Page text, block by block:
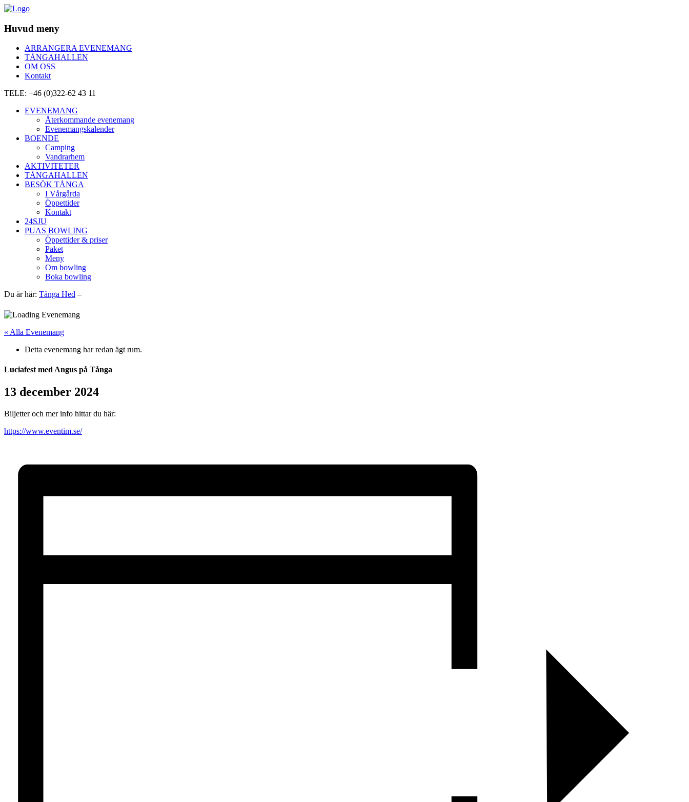
Huvud meny
ARRANGERA EVENEMANG
TÅNGAHALLEN
OM OSS
Kontakt
TELE: +46 (0)322-62 43 11
EVENEMANG
Återkommande evenemang
Evenemangskalender
BOENDE
Camping
Vandrarhem
AKTIVITETER
TÅNGAHALLEN
BESÖK TÅNGA
I Vårgårda
Öppettider
Kontakt
24SJU
PUAS BOWLING
Öppettider & priser
Paket
Meny
Om bowling
Boka bowling
Du är här: Tånga Hed –
« Alla Evenemang
Detta evenemang har redan ägt rum.
Luciafest med Angus på Tånga
13 december 2024
Biljetter och mer info hittar du här:
https://www.eventim.se/